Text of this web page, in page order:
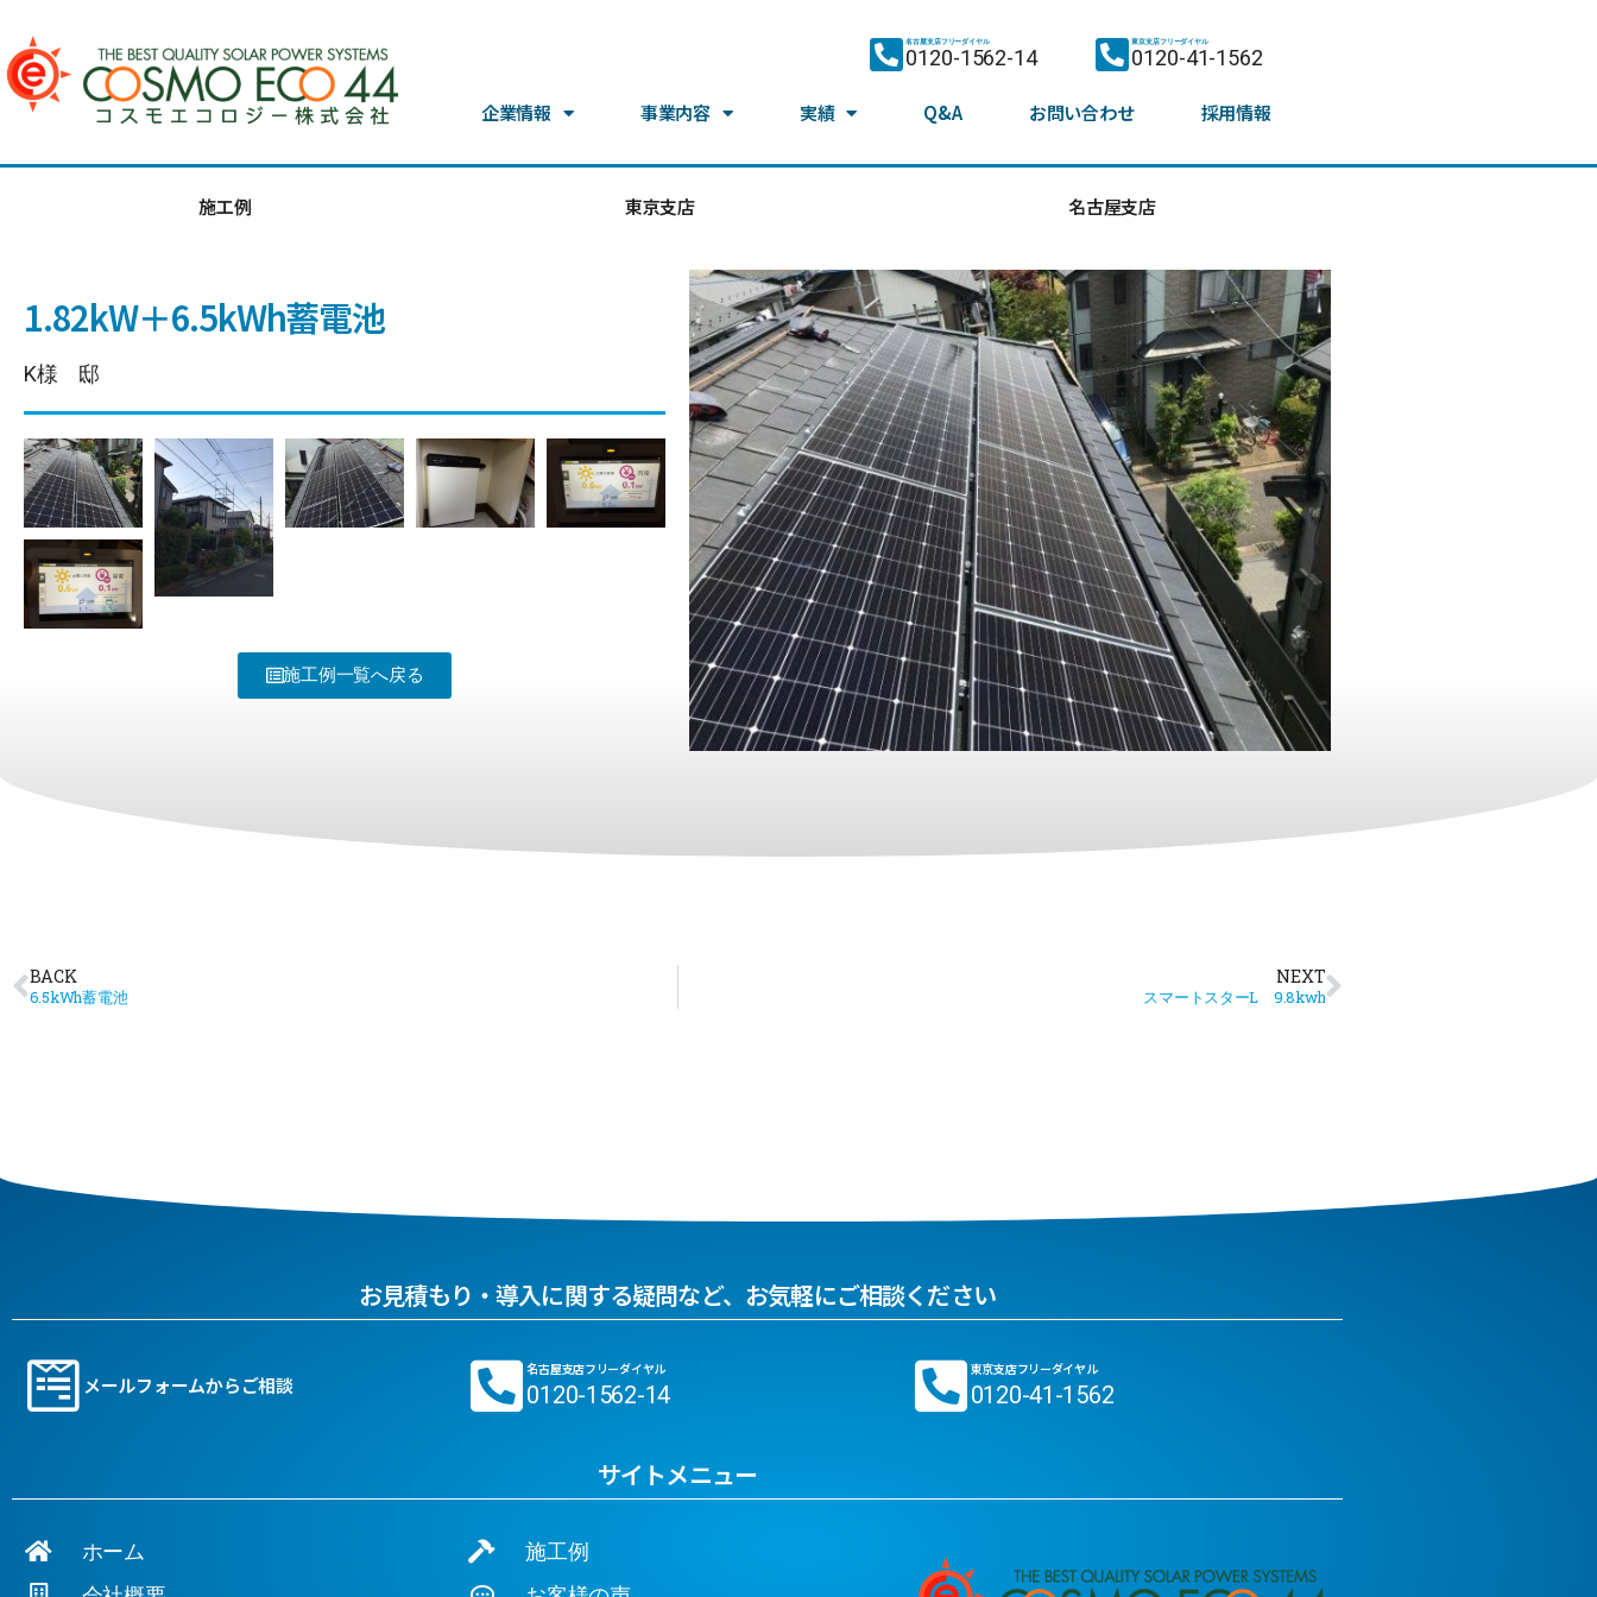
名古屋支店フリーダイヤル
0120-1562-14
東京支店フリーダイヤル
0120-41-1562
企業情報 事業内容 実績 Q&A お問い合わせ 採用情報
施工例 東京支店 名古屋支店
1.82kW＋6.5kWh蓄電池
K様 邸
施工例一覧へ戻る
BACK
6.5kWh蓄電池
NEXT
スマートスターL 9.8kwh
お見積もり・導入に関する疑問など、お気軽にご相談ください
メールフォームからご相談
名古屋支店フリーダイヤル
0120-1562-14
東京支店フリーダイヤル
0120-41-1562
サイトメニュー
ホーム
施工例